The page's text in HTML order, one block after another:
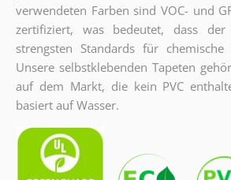
verwendeten Farben sind VOC- und
zertifiziert, was bedeutet, dass
strengsten Standards für
Unsere selbstklebenden Tapeten
auf dem Markt, die kein PVC
basiert auf Wasser.